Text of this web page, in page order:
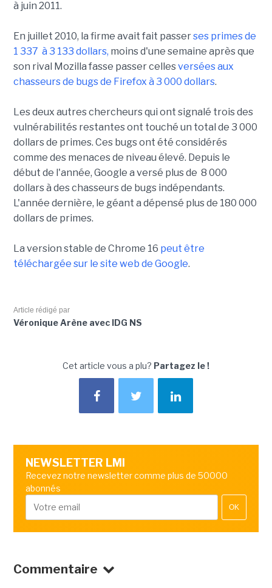
à juin 2011.
En juillet 2010, la firme avait fait passerses primes de
1 337 à 3 133 dollars, moins d'une semaine après que
son rival Mozilla fasse passer cellesversées aux
chasseurs de bugs de Firefox à 3 000 dollars.
Les deux autres chercheurs qui ont signalé trois des
vulnérabilités restantes ont touché un total de 3 000
dollars de primes. Ces bugs ont été considérés
comme des menaces de niveau élevé. Depuis le
début de l'année, Google a versé plus de 8 000
dollars à des chasseurs de bugs indépendants.
L'année dernière, le géant a dépensé plus de 180 000
dollars de primes.
La version stable de Chrome 16 peut être
téléchargée sur le site web de Google.
Article rédigé par
Véronique Arène avec IDG NS
Cet article vous a plu? Partagez le !
NEWSLETTER LMI
Recevez notre newsletter comme plus de 50000
abonnés
OK
Commentaire